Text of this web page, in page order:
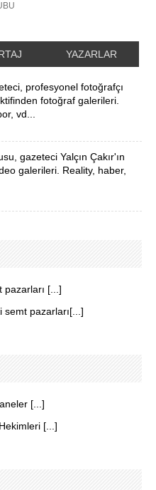
YAZARLAR
profesyonel fotoğrafçı
fotoğraf galerileri.
vd...
gazeteci Yalçın Çakır'ın
galerileri. Reality, haber,
[...]
pazarları[...]
[...]
[...]